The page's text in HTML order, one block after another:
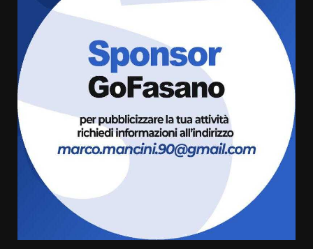
7 Agosto 2026 06:05
US Fasano, Scianaro: “Profonda
amarezza per esclusione dal
campionato di calcio”
7 Agosto 2026 06:00
Fasanese ferito a colpi di arma
da fuoco
6 Agosto 2026 18:13
Serie D, l’Us Fasano non molla e
conferma di voler ricorrere per